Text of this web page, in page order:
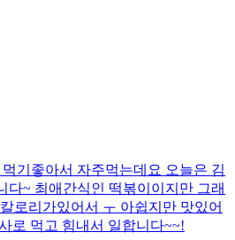
기좋아서 자주먹는데요 오늘은 김
다~ 최애간식인 떡볶이이지만 그래
로리가있어서 ㅜ 아쉽지만 맛있어
로 먹고 힘내서 일합니다~~!